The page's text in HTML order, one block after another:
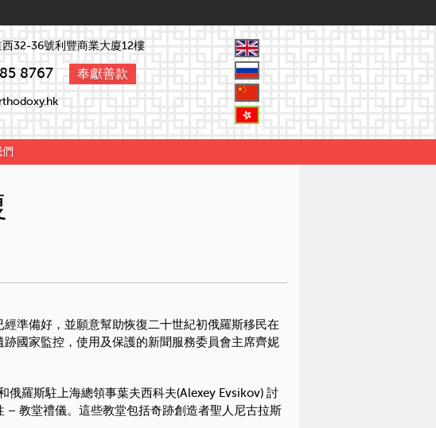
32-36號利豐商業大廈12樓
8767 奉獻善款
準備好，並願意幫助恢復二十世紀初俄羅斯移民在
國家監控，使用及保護的新聞服務委員會主席齊妮
俄羅斯駐上海總領事葉夫西科夫(Alexey Evsikov) 討
教堂禮儀。這些教堂包括奇跡創造者聖人尼古拉斯